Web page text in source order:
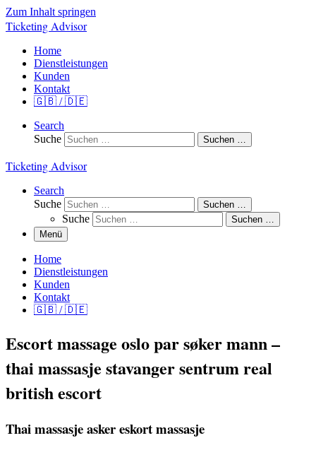
Zum Inhalt springen
Ticketing Advisor
Home
Dienstleistungen
Kunden
Kontakt
🇬🇧 / 🇩🇪
Search
Suche
Suchen …
Ticketing Advisor
Search
Suche
Suchen …
Suche
Suchen …
Menü
Home
Dienstleistungen
Kunden
Kontakt
🇬🇧 / 🇩🇪
Escort massage oslo par søker mann –
thai massasje stavanger sentrum real
british escort
Thai massasje asker eskort massasje